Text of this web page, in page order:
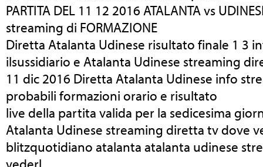
PARTITA DEL 11 12 2016 ATALANTA vs
streaming di FORMAZIONE
Diretta Atalanta Udinese risultato finale 1 3
ilsussidiario e Atalanta Udinese streaming
11 dic 2016 Diretta Atalanta Udinese info
probabili formazioni orario e risultato
live della partita valida per la sedicesima
Atalanta Udinese streaming diretta tv dove
blitzquotidiano atalanta atalanta udinese
vederl